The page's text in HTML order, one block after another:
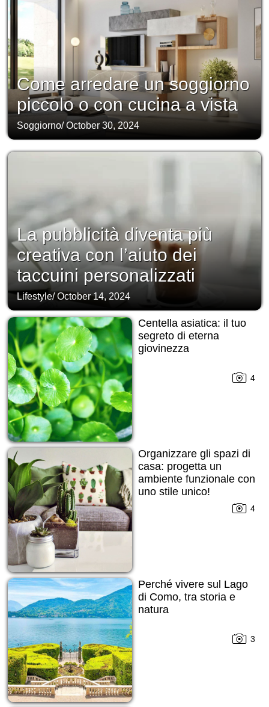
Come arredare un soggiorno
piccolo o con cucina a vista
Soggiorno/October 30, 2024
La pubblicità diventa più
creativa con l’aiuto dei
taccuini personalizzati
Lifestyle/October 14, 2024
Centella asiatica: il tuo
segreto di eterna
giovinezza
4
Organizzare gli spazi di
casa: progetta un
ambiente funzionale con
uno stile unico!
4
Perché vivere sul Lago
di Como, tra storia e
natura
3